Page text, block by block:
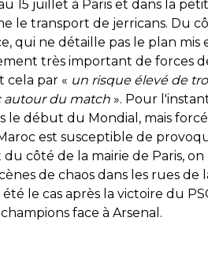
15 juillet à Paris et dans la
le transport de jerricans. Du
qui ne détaille pas le plan mis
très important de forces
cela par « un risque élevé de
autour du match ». Pour
le début du Mondial, mais
est susceptible de
côté de la mairie de Paris, on
de chaos dans les rues de
le cas après la victoire du
face à Arsenal.